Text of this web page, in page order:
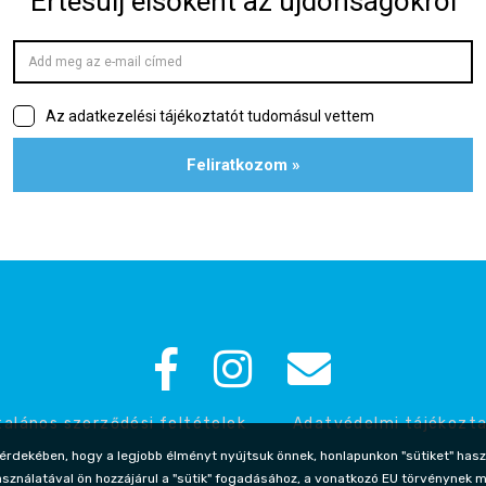
hogy a legjobb élményt nyújtsuk önnek, honlapunkon "sütiket"
ön hozzájárul a "sütik" fogadásához, a vonatkozó EU törvénynek
szerződési feltételek Adatvédelmi